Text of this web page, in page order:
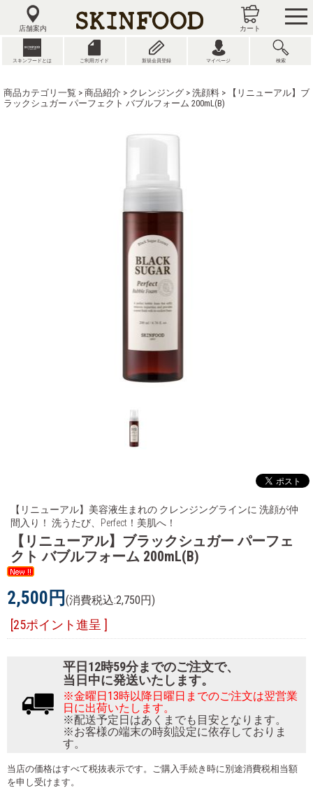
店舗案内 カート
スキンフードとは ご利用ガイド 新規会員登録 マイページ 検索
商品カテゴリ一覧 > 商品紹介 > クレンジング > 洗顔料 > 【リニューアル】ブ
ラックシュガー パーフェクト バブルフォーム 200mL(B)
【リニューアル】美容液生まれの クレンジングラインに 洗顔が仲
間入り！ 洗うたび、Perfect！美肌へ！
【リニューアル】ブラックシュガー パーフェ
クト バブルフォーム 200mL(B)
2,500円 (消費税込:2,750円)
[25ポイント進呈 ]
平日12時59分までのご注文で、
当日中に発送いたします。
※金曜日13時以降日曜日までのご注文は翌営業
日に出荷いたします。
※配送予定日はあくまでも目安となります。
※お客様の端末の時刻設定に依存しておりま
す。
当店の価格はすべて税抜表示です。ご購入手続き時に別途消費税相当額
を申し受けます。